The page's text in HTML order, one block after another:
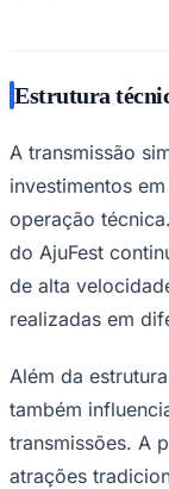
Palmeiras
Estrutura
A transmissão
investimentos
operação
do AjuFest
de alta
realizadas em
Além da
também
transmissões. A
atrações